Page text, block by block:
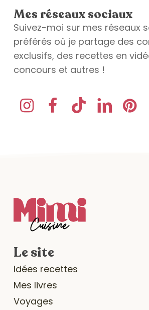
Mes réseaux sociaux
Suivez-moi sur mes réseaux
préférés où je partage des
exclusifs, des recettes en
concours et autres !
Le site
Idées recettes
Mes livres
Voyages